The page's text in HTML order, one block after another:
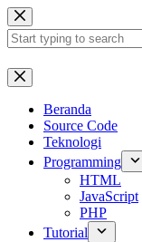
Skip
to
content
No
results
Beranda
Source Code
Teknologi
Programming
HTML
JavaScript
PHP
Tutorial